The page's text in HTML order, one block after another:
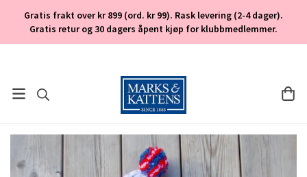
Gratis frakt over kr 899 (ord. kr 99). Rask levering (2-4 dager).
Gratis retur og 30 dagers åpent kjøp for klubbmedlemmer.